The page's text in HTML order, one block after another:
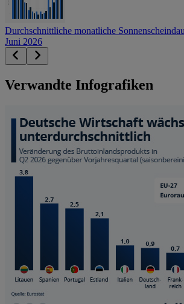
Durchschnittliche monatliche
Juni 2026
Verwandte Infografiken